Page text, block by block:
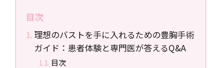
目次
理想のバストを手に入れるための豊胸手術
ガイド：患者体験と専門医が答えるQ&A
目次